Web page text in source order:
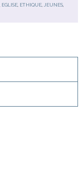
EGLISE, ETHIQUE, JEUNES,